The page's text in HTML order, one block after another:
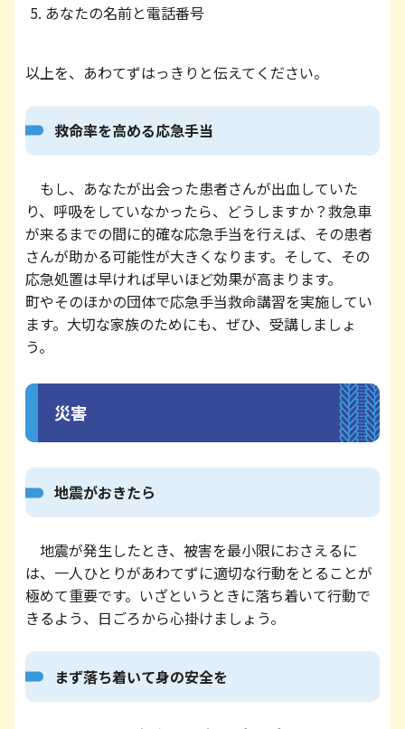
あなたの名前と電話番号
以上を、あわてずはっきりと伝えてください。
救命率を高める応急手当
もし、あなたが出会った患者さんが出血していた
り、呼吸をしていなかったら、どうしますか？救急車
が来るまでの間に的確な応急手当を行えば、その患者
さんが助かる可能性が大きくなります。そして、その
応急処置は早ければ早いほど効果が高まります。
町やそのほかの団体で応急手当救命講習を実施してい
ます。大切な家族のためにも、ぜひ、受講しましょ
う。
災害
地震がおきたら
地震が発生したとき、被害を最小限におさえるに
は、一人ひとりがあわてずに適切な行動をとることが
極めて重要です。いざというときに落ち着いて行動で
きるよう、日ごろから心掛けましょう。
まず落ち着いて身の安全を